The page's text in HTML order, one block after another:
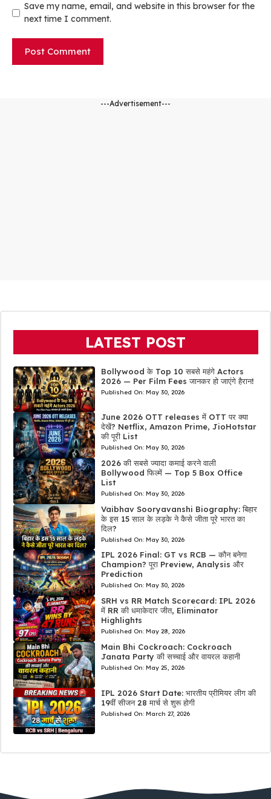
Save my name, email, and website in this browser for the
next time I comment.
---Advertisement---
LATEST POST
Bollywood के Top 10 सबसे महंगे Actors
2026 — Per Film Fees जानकर हो जाएंगे हैरान!
Published On: May 30, 2026
June 2026 OTT releases में OTT पर क्या
देखें? Netflix, Amazon Prime, JioHotstar
की पूरी List
Published On: May 30, 2026
2026 की सबसे ज्यादा कमाई करने वाली
Bollywood फिल्में — Top 5 Box Office
List
Published On: May 30, 2026
Vaibhav Sooryavanshi Biography: बिहार
के इस 15 साल के लड़के ने कैसे जीता पूरे भारत का
दिल?
Published On: May 30, 2026
IPL 2026 Final: GT vs RCB — कौन बनेगा
Champion? पूरा Preview, Analysis और
Prediction
Published On: May 30, 2026
SRH vs RR Match Scorecard: IPL 2026
में RR की धमाकेदार जीत, Eliminator
Highlights
Published On: May 28, 2026
Main Bhi Cockroach: Cockroach
Janata Party की सच्चाई और वायरल कहानी
Published On: May 25, 2026
IPL 2026 Start Date: भारतीय प्रीमियर लीग की
19वीं सीजन 28 मार्च से शुरू होगी
Published On: March 27, 2026